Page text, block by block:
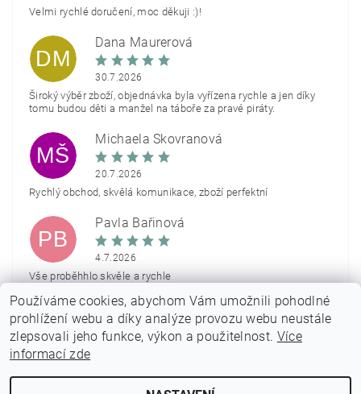
Velmi rychlé doručení, moc děkuji :)!
DM
Dana Maurerová
30.7.2026
Široký výběr zboží, objednávka byla vyřízena rychle a jen díky
tomu budou děti a manžel na táboře za pravé piráty.
MŠ
Michaela Škovranová
20.7.2026
Rychlý obchod, skvělá komunikace, zboží perfektní
PB
Pavla Bařinová
4.7.2026
Vše proběhhlo skvěle a rychle
Zobrazit další hodnocení
Používáme cookies, abychom Vám umožnili pohodlné
prohlížení webu a díky analýze provozu webu neustále
zlepsovali jeho funkce, výkon a použitelnost. Více
informací zde